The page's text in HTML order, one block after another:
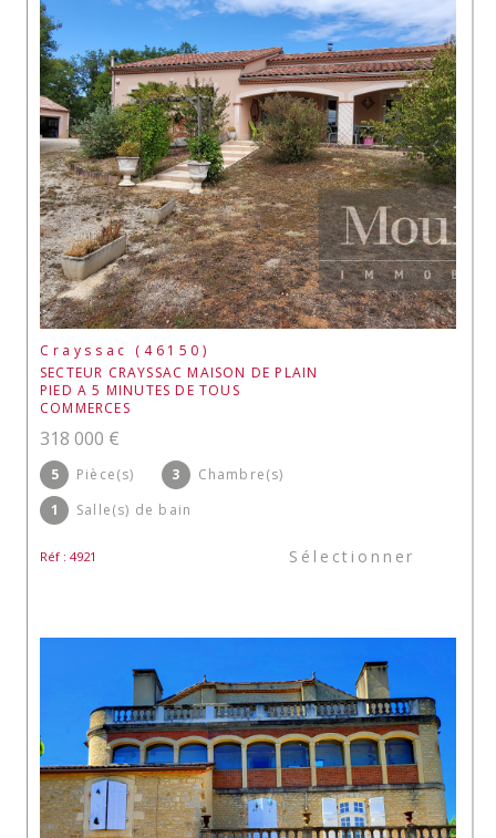
Crayssac (46150)
SECTEUR CRAYSSAC MAISON DE PLAIN
PIED A 5 MINUTES DE TOUS
COMMERCES
318 000 €
5 Pièce(s) 3
Chambre(s)
1
Salle(s) de bain
Réf : 4921 Sélectionner